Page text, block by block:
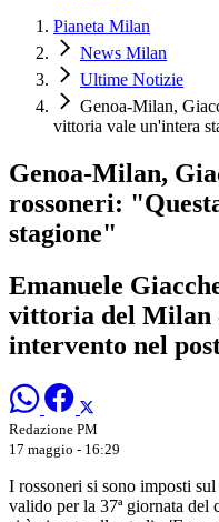
Pianeta Milan
News Milan
Ultime Notizie
Genoa-Milan,
vittoria vale un'intera
Genoa-Milan,
rossoneri:
stagione"
Emanuele
vittoria del Milan
intervento nel
Redazione PM
17 maggio - 16:29
I rossoneri si sono imposti sul
valido per la 37ª giornata del